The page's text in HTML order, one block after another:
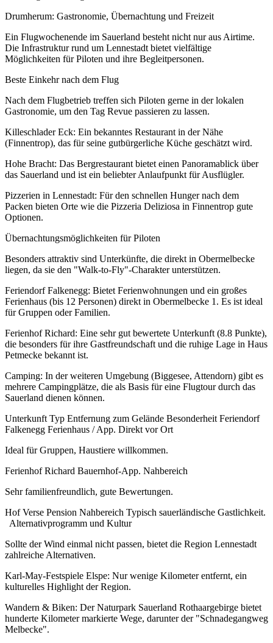
Drumherum: Gastronomie, Übernachtung und Freizeit
Ein Flugwochenende im Sauerland besteht nicht nur aus Airtime.
Die Infrastruktur rund um Lennestadt bietet vielfältige
Möglichkeiten für Piloten und ihre Begleitpersonen.
Beste Einkehr nach dem Flug
Nach dem Flugbetrieb treffen sich Piloten gerne in der lokalen
Gastronomie, um den Tag Revue passieren zu lassen.
Killeschlader Eck: Ein bekanntes Restaurant in der Nähe
(Finnentrop), das für seine gutbürgerliche Küche geschätzt wird.
Hohe Bracht: Das Bergrestaurant bietet einen Panoramablick über
das Sauerland und ist ein beliebter Anlaufpunkt für Ausflügler.
Pizzerien in Lennestadt: Für den schnellen Hunger nach dem
Packen bieten Orte wie die Pizzeria Deliziosa in Finnentrop gute
Optionen.
Übernachtungsmöglichkeiten für Piloten
Besonders attraktiv sind Unterkünfte, die direkt in Obermelbecke
liegen, da sie den "Walk-to-Fly"-Charakter unterstützen.
Feriendorf Falkenegg: Bietet Ferienwohnungen und ein großes
Ferienhaus (bis 12 Personen) direkt in Obermelbecke 1. Es ist ideal
für Gruppen oder Familien.
Ferienhof Richard: Eine sehr gut bewertete Unterkunft (8.8 Punkte),
die besonders für ihre Gastfreundschaft und die ruhige Lage in Haus
Petmecke bekannt ist.
Camping: In der weiteren Umgebung (Biggesee, Attendorn) gibt es
mehrere Campingplätze, die als Basis für eine Flugtour durch das
Sauerland dienen können.
Unterkunft Typ Entfernung zum Gelände Besonderheit Feriendorf
Falkenegg Ferienhaus / App. Direkt vor Ort
Ideal für Gruppen, Haustiere willkommen.
Ferienhof Richard Bauernhof-App. Nahbereich
Sehr familienfreundlich, gute Bewertungen.
Hof Verse Pension Nahbereich Typisch sauerländische Gastlichkeit.
Alternativprogramm und Kultur
Sollte der Wind einmal nicht passen, bietet die Region Lennestadt
zahlreiche Alternativen.
Karl-May-Festspiele Elspe: Nur wenige Kilometer entfernt, ein
kulturelles Highlight der Region.
Wandern & Biken: Der Naturpark Sauerland Rothaargebirge bietet
hunderte Kilometer markierte Wege, darunter der "Schnadegangweg
Melbecke".